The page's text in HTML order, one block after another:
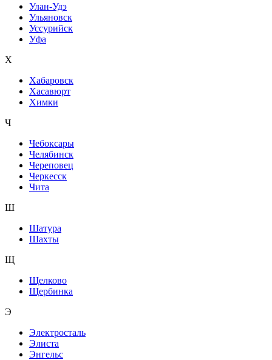
Улан-Удэ
Ульяновск
Уссурийск
Уфа
Х
Хабаровск
Хасавюрт
Химки
Ч
Чебоксары
Челябинск
Череповец
Черкесск
Чита
Ш
Шатура
Шахты
Щ
Щелково
Щербинка
Э
Электросталь
Элиста
Энгельс